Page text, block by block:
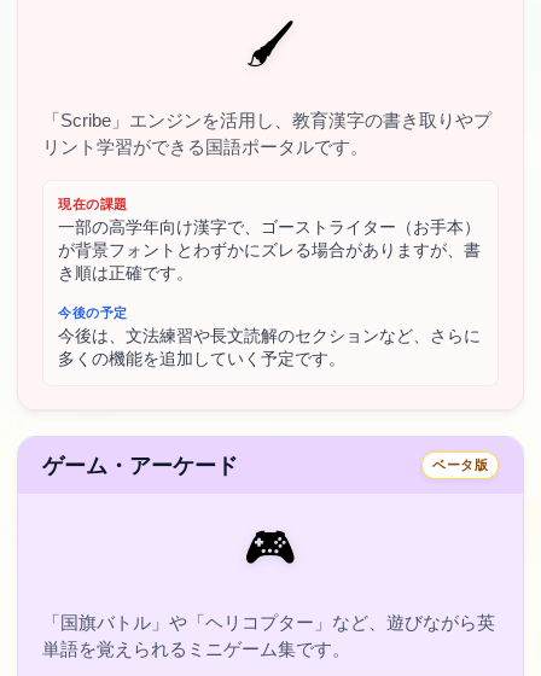
🖌️
「Scribe」エンジンを活用し、教育漢字の書き取りやプ
リント学習ができる国語ポータルです。
現在の課題
一部の高学年向け漢字で、ゴーストライター（お手本）
が背景フォントとわずかにズレる場合がありますが、書
き順は正確です。
今後の予定
今後は、文法練習や長文読解のセクションなど、さらに
多くの機能を追加していく予定です。
ゲーム・アーケード ベータ版
🎮
「国旗バトル」や「ヘリコプター」など、遊びながら英
単語を覚えられるミニゲーム集です。